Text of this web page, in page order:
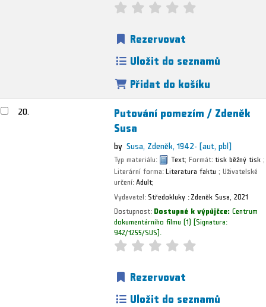
Rezervovat
Uložit do seznamů
Přidat do košíku
20. Putování pomezím /Zdeněk
Susa
by Susa, Zdeněk, 1942-[aut, pbl]
Typ materiálu: Text; Formát:tisk běžný tisk;
Literární forma:Literatura faktu ; Uživatelské
určení:Adult;
Vydavatel:Středokluky :Zdeněk Susa, 2021
Dostupnost:Dostupné k výpůjčce:Centrum
dokumentárního filmu (1) Signatura:
942/1255/SUS
Rezervovat
Uložit do seznamů